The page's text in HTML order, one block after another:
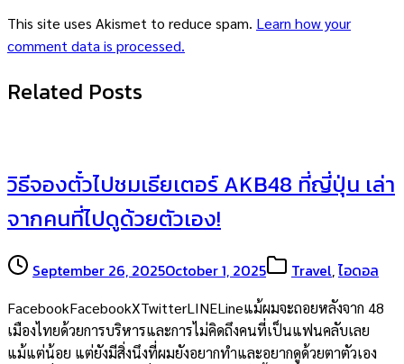
This site uses Akismet to reduce spam. Learn how your
comment data is processed.
Related Posts
วิธีจองตั๋วไปชมเธียเตอร์ AKB48 ที่ญี่ปุ่น เล่า
จากคนที่ไปดูด้วยตัวเอง!
September 26, 2025October 1, 2025 Travel,ไอดอล
FacebookFacebookXTwitterLINELineแม้ผมจะถอยหลังจาก 48
เมืองไทยด้วยการบริหารและการไม่คิดถึงคนที่เป็นแฟนคลับเลย
แม้แต่น้อย แต่ยังมีสิ่งนึงที่ผมยังอยากทำและอยากดูด้วยตาตัวเอง